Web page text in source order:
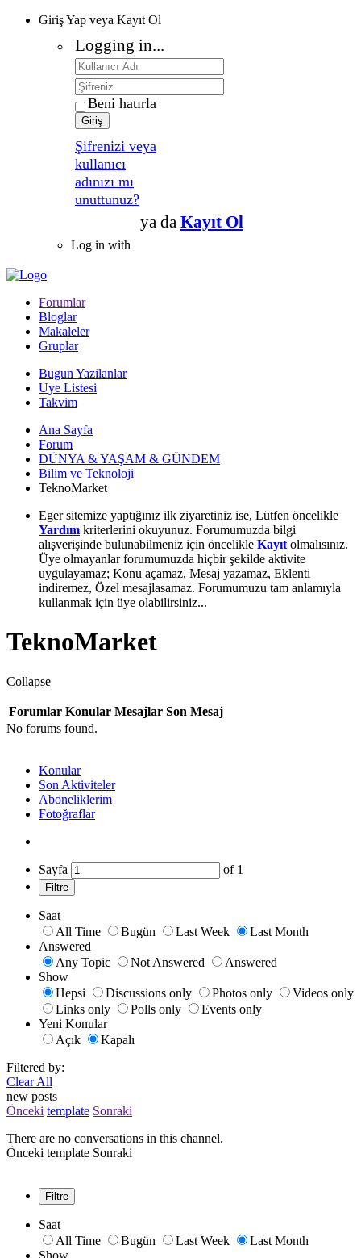
Giriş Yap veya Kayıt Ol
Logging in...
Beni hatırla
Giriş
Şifrenizi veya
kullanıcı
adınızı mı
unuttunuz?
ya da Kayıt Ol
Log in with
Forumlar
Bloglar
Makaleler
Gruplar
Bugun Yazilanlar
Uye Listesi
Takvim
Ana Sayfa
Forum
DÜNYA & YAŞAM & GÜNDEM
Bilim ve Teknoloji
TeknoMarket
Eger sitemize yaptığınız ilk ziyaretiniz ise, Lütfen öncelikle
Yardım kriterlerini okuyunuz. Forumumuzda bilgi
alışverişinde bulunabilmeniz için öncelikle Kayıt olmalısınız.
Üye olmayanlar forumumuzda hiçbir şekilde aktivite
uygulayamaz; Konu açamaz, Mesaj yazamaz, Eklenti
indiremez, Özel mesajlasamaz. Forumumuzu tam anlamıyla
kullanmak için üye olabilirsiniz...
TeknoMarket
Collapse
Forumlar Konular Mesajlar Son Mesaj
No forums found.
Konular
Son Aktiviteler
Aboneliklerim
Fotoğraflar
Sayfa of 1
Filtre
Saat
All Time
Bugün Last Week
Last Month
Answered
Any Topic
Not Answered
Answered
Show
Hepsi
Discussions only Photos only
Videos only
Links only
Polls only
Events only
Yeni Konular
Açık
Kapalı
Filtered by:
Clear All
new posts
Önceki template Sonraki
There are no conversations in this channel.
Önceki template Sonraki
Filtre
Saat
All Time
Bugün Last Week
Last Month
Show